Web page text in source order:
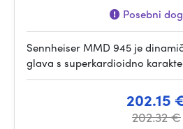
Posebni
Sennheiser MMD 945 je
glava s superkardioidno
202.15
202.32 €